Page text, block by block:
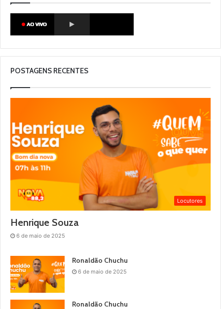
POSTAGENS RECENTES
Locutores
Henrique Souza
6 de maio de 2025
Ronaldão Chuchu
6 de maio de 2025
Ronaldão Chuchu